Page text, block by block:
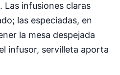
Las infusiones claras
las especiadas, en
la mesa despejada
infusor, servilleta aporta